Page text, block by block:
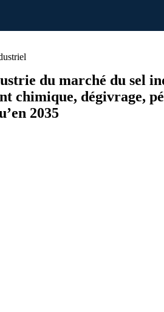
du marché du sel
chimique, dégivrage,
2035